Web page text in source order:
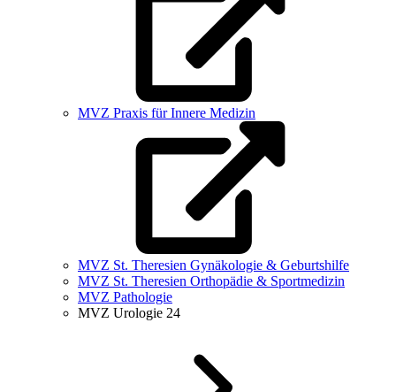
MVZ Praxis für Innere Medizin
MVZ St. Theresien Gynäkologie & Geburtshilfe
MVZ St. Theresien Orthopädie & Sportmedizin
MVZ Pathologie
MVZ Urologie 24